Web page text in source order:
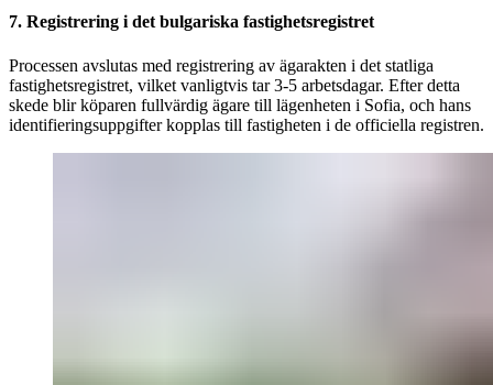
7. Registrering i det bulgariska fastighetsregistret
Processen avslutas med registrering av ägarakten i det statliga
fastighetsregistret, vilket vanligtvis tar 3-5 arbetsdagar. Efter detta
skede blir köparen fullvärdig ägare till lägenheten i Sofia, och hans
identifieringsuppgifter kopplas till fastigheten i de officiella registren.